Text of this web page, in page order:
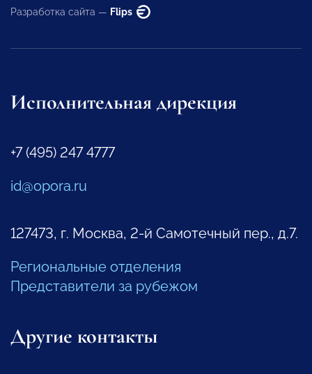
Разработка сайта — Flips
Исполнительная дирекция
+7 (495) 247 4777
id@opora.ru
127473, г. Москва, 2-й Самотечный пер., д.7.
Региональные отделения
Представители за рубежом
Другие контакты